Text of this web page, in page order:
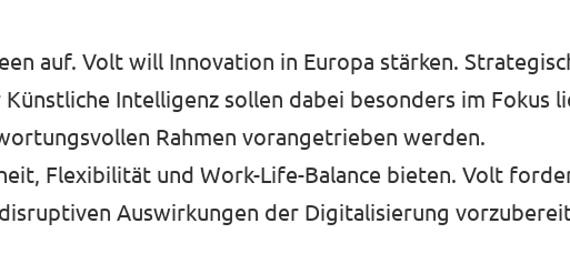
auf. Volt will Innovation in Europa stärken.
Intelligenz sollen dabei besonders im Fokus
Rahmen vorangetrieben werden.
Flexibilität und Work-Life-Balance bieten. Volt
Auswirkungen der Digitalisierung